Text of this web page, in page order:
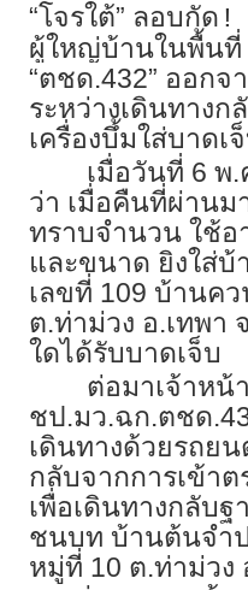
“โจรใต้” ลอบกัด !
ผู้ใหญ่บ้านในพื้นที่
“ตชด.432” ออก
ระหว่างเดินทางก
เครื่องบึ้มใส่บาดเ
เมื่อวันที่ 6 พ
ว่า เมื่อคืนที่ผ่านม
ทราบจำนวน ใช้
และขนาด ยิงใส่บ้
เลขที่ 109 บ้านค
ต.ท่าม่วง อ.เทพา
ใดได้รับบาดเจ็บ
ต่อมาเจ้าหน้
ชป.มว.ฉก.ตชด
เดินทางด้วยรถยน
กลับจากการเข้า
เพื่อเดินทางกลับ
ชนบท บ้านต้นจำ
หมู่ที่ 10 ต.ท่าม่วง